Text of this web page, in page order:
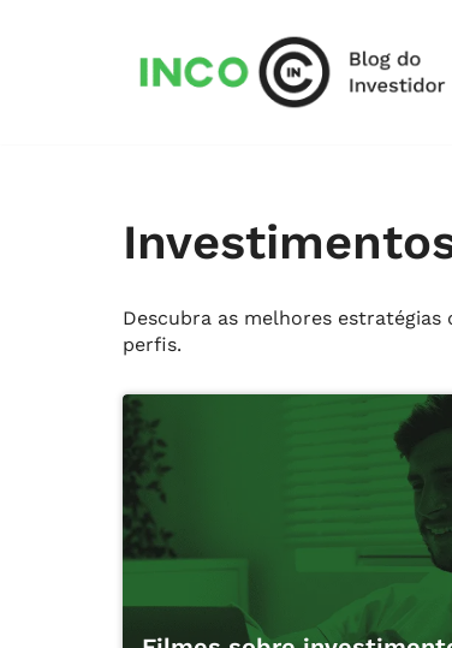
Descubra as melhores
perfis.